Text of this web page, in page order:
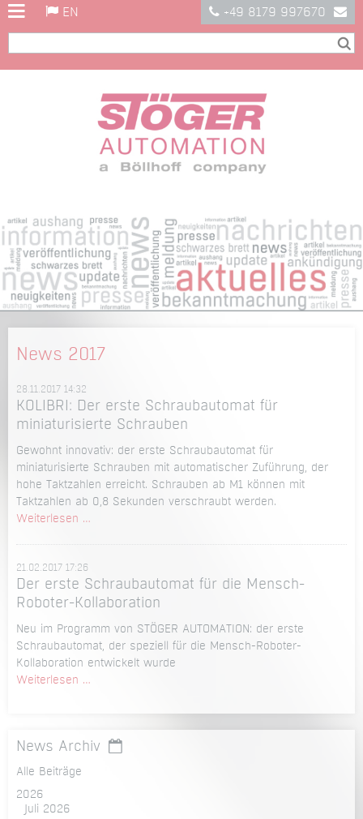
EN +49 8179 997670
News 2017
28.11.2017 14:32
KOLIBRI: Der erste Schraubautomat für
miniaturisierte Schrauben
Gewohnt innovativ: der erste Schraubautomat für
miniaturisierte Schrauben mit automatischer Zuführung, der
hohe Taktzahlen erreicht. Schrauben ab M1 können mit
Taktzahlen ab 0,8 Sekunden verschraubt werden.
Weiterlesen …
für
miniaturisierte
21.02.2017 17:26
Der erste Schraubautomat für die Mensch-
Roboter-Kollaboration
Neu im Programm von STÖGER AUTOMATION: der erste
Schraubautomat, der speziell für die Mensch-Roboter-
Kollaboration entwickelt wurde
Weiterlesen …
Schraubautomat
die
News Archiv
Alle Beiträge
2026
Juli 2026